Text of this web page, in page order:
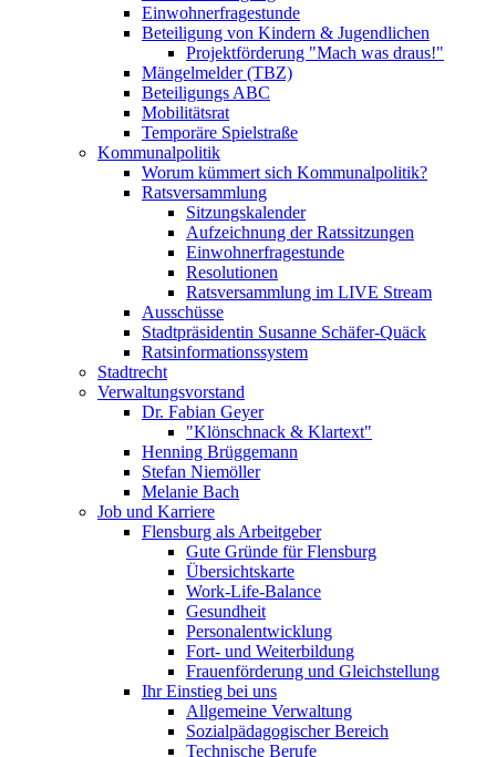
Einwohnerfragestunde
Beteiligung von Kindern & Jugendlichen
Projektförderung "Mach was draus!"
Mängelmelder (TBZ)
Beteiligungs ABC
Mobilitätsrat
Temporäre Spielstraße
Kommunalpolitik
Worum kümmert sich Kommunalpolitik?
Ratsversammlung
Sitzungskalender
Aufzeichnung der Ratssitzungen
Einwohnerfragestunde
Resolutionen
Ratsversammlung im LIVE Stream
Ausschüsse
Stadtpräsidentin Susanne Schäfer-Quäck
Ratsinformationssystem
Stadtrecht
Verwaltungsvorstand
Dr. Fabian Geyer
"Klönschnack & Klartext"
Henning Brüggemann
Stefan Niemöller
Melanie Bach
Job und Karriere
Flensburg als Arbeitgeber
Gute Gründe für Flensburg
Übersichtskarte
Work-Life-Balance
Gesundheit
Personalentwicklung
Fort- und Weiterbildung
Frauenförderung und Gleichstellung
Ihr Einstieg bei uns
Allgemeine Verwaltung
Sozialpädagogischer Bereich
Technische Berufe